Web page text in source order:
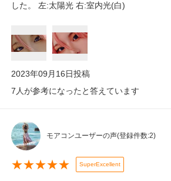
した。 左:太陽光 右:室内光(白)
2023年09月16日投稿
7 人が参考になったと答えています
モアコンユーザーの声(登録件数:2)
★★★★★ SuperExcellent